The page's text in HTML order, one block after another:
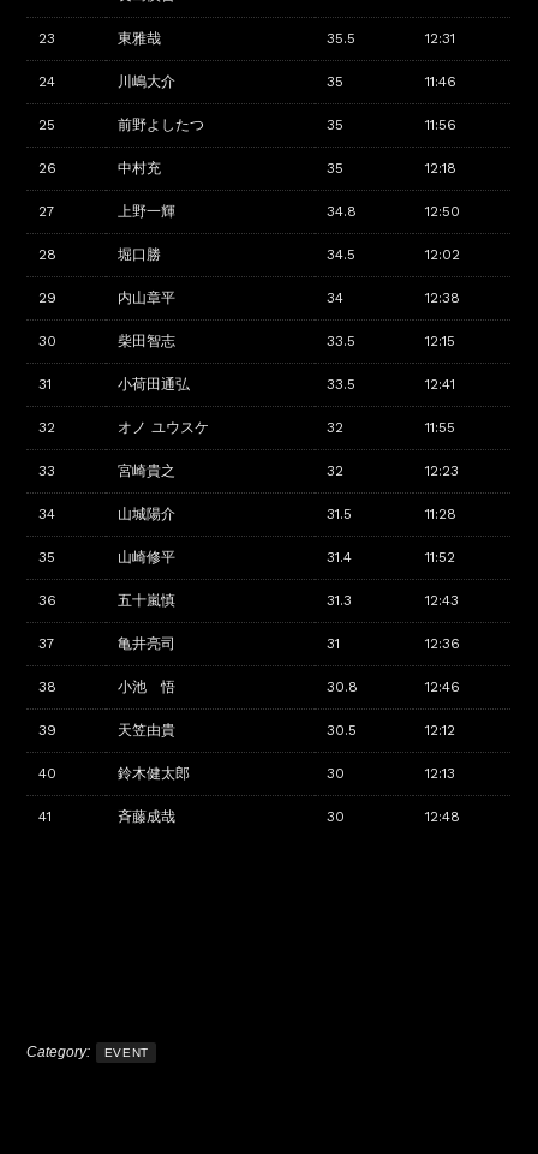
23 東雅哉 35.5 12:31
24 川嶋大介 35 11:46
25 前野よしたつ 35 11:56
26 中村充 35 12:18
27 上野一輝 34.8 12:50
28 堀口勝 34.5 12:02
29 内山章平 34 12:38
30 柴田智志 33.5 12:15
31 小荷田通弘 33.5 12:41
32 オノ ユウスケ 32 11:55
33 宮崎貴之 32 12:23
34 山城陽介 31.5 11:28
35 山崎修平 31.4 11:52
36 五十嵐慎 31.3 12:43
37 亀井亮司 31 12:36
38 小池 悟 30.8 12:46
39 天笠由貴 30.5 12:12
40 鈴木健太郎 30 12:13
41 斉藤成哉 30 12:48
Category: EVENT